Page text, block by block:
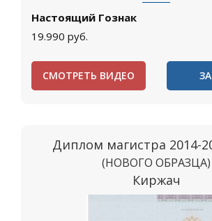
Настоящий Гознак
19.990 руб.
СМОТРЕТЬ ВИДЕО
Диплом магистра 2014-
(НОВОГО ОБРАЗЦА)
Киржач